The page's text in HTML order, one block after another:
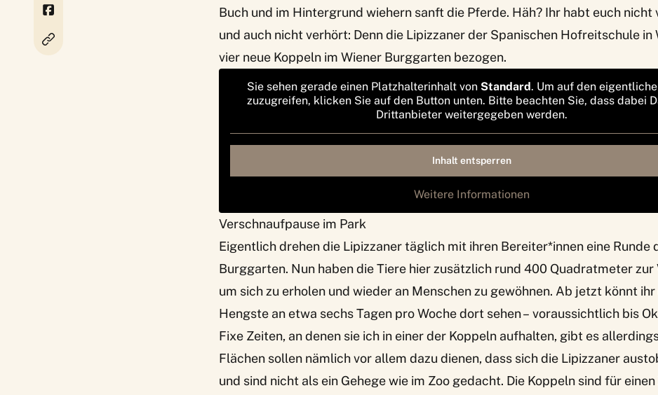
Buch und im Hintergrund wiehern sanft die Pferde. Häh? Ihr habt euch nicht
und auch nicht verhört: Denn die Lipizzaner der Spanischen Hofreitschule in
vier neue Koppeln im Wiener Burggarten bezogen.
Sie sehen gerade einen Platzhalterinhalt von Standard. Um auf den
zuzugreifen, klicken Sie auf den Button unten. Bitte beachten Sie, dass dabei
Drittanbieter weitergegeben werden.
Inhalt entsperren
Weitere Informationen
Verschnaufpause im Park
Eigentlich drehen die Lipizzaner täglich mit ihren Bereiter*innen eine Runde
Burggarten. Nun haben die Tiere hier zusätzlich rund 400 Quadratmeter zur
um sich zu erholen und wieder an Menschen zu gewöhnen. Ab jetzt könnt
Hengste an etwa sechs Tagen pro Woche dort sehen – voraussichtlich bis
Fixe Zeiten, an denen sie ich in einer der Koppeln aufhalten, gibt es
Flächen sollen nämlich vor allem dazu dienen, dass sich die Lipizzaner
und sind nicht als ein Gehege wie im Zoo gedacht. Die Koppeln sind für